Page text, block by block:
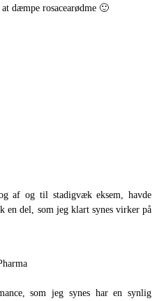
dæmpe rosacearødme 🙂
af og til stadigvæk eksem, havde
en del, som jeg klart synes virker på
som jeg synes har en synlig